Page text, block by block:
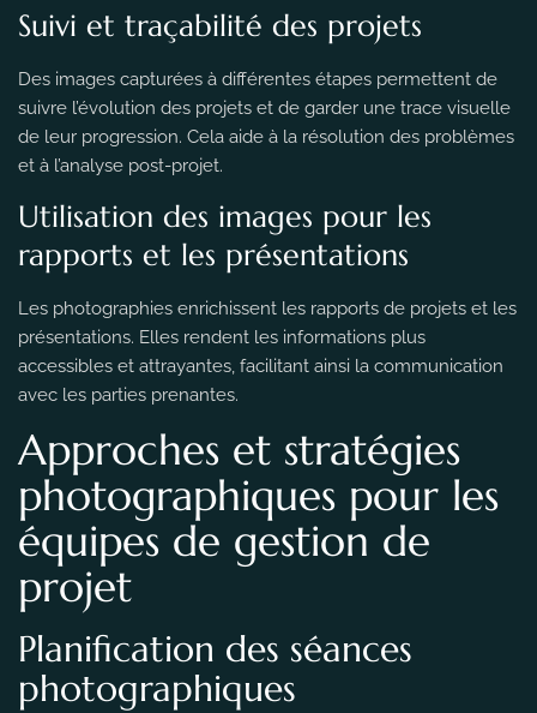
Suivi et traçabilité des projets
Des images capturées à différentes étapes permettent de
suivre l’évolution des projets et de garder une trace visuelle
de leur progression. Cela aide à la résolution des problèmes
et à l’analyse post-projet.
Utilisation des images pour les
rapports et les présentations
Les photographies enrichissent les rapports de projets et les
présentations. Elles rendent les informations plus
accessibles et attrayantes, facilitant ainsi la communication
avec les parties prenantes.
Approches et stratégies
photographiques pour les
équipes de gestion de
projet
Planification des séances
photographiques